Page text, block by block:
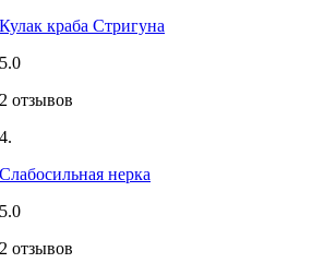
Кулак краба Стригуна
5.0
2 отзывов
4.
Слабосильная нерка
5.0
2 отзывов